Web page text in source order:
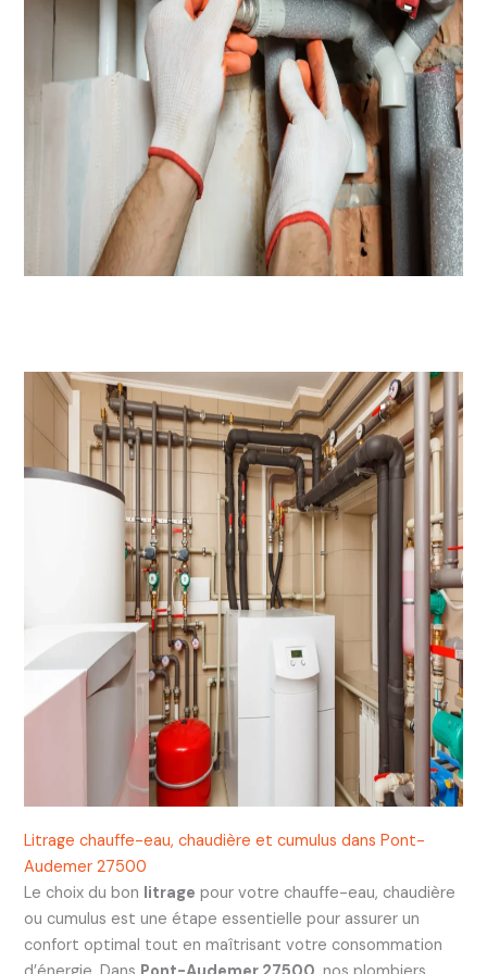
Litrage chauffe-eau, chaudière et cumulus dans Pont-
Audemer 27500
Le choix du bon litrage pour votre chauffe-eau, chaudière
ou cumulus est une étape essentielle pour assurer un
confort optimal tout en maîtrisant votre consommation